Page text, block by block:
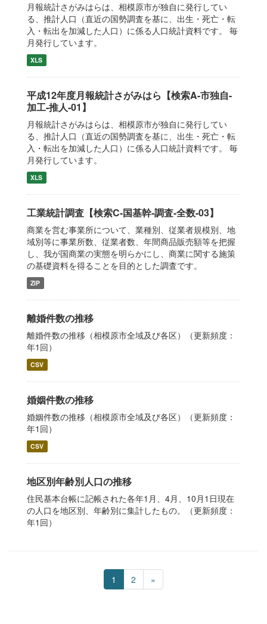
月報統計さがみはらは、相模原市が独自に発行してい
る、推計人口（直近の国勢調査を基に、出生・死亡・転
入・転出を加減した人口）に係る人口統計資料です。 毎
月発行しています。
XLS
平成12年度月報統計さがみはら【検索A-市独自-
加工-推人-01】
月報統計さがみはらは、相模原市が独自に発行してい
る、推計人口（直近の国勢調査を基に、出生・死亡・転
入・転出を加減した人口）に係る人口統計資料です。 毎
月発行しています。
XLS
工業統計調査【検索C-国基幹-調査-全数-03】
商業を営む事業所について、業種別、従業者規模別、地
域別等に事業所数、従業者数、年間商品販売額等を把握
し、我が国商業の実態を明らかにし、商業に関する施策
の基礎資料を得ることを目的とした調査です。
ZIP
離婚件数の推移
離婚件数の推移（相模原市全域及び各区）（更新頻度：
年1回）
CSV
婚姻件数の推移
婚姻件数の推移（相模原市全域及び各区）（更新頻度：
年1回）
CSV
地区別年齢別人口の推移
住民基本台帳に記帳された各年1月、4月、10月1日現在
の人口を地区別、年齢別に集計したもの。（更新頻度：
年1回）
1 2 »